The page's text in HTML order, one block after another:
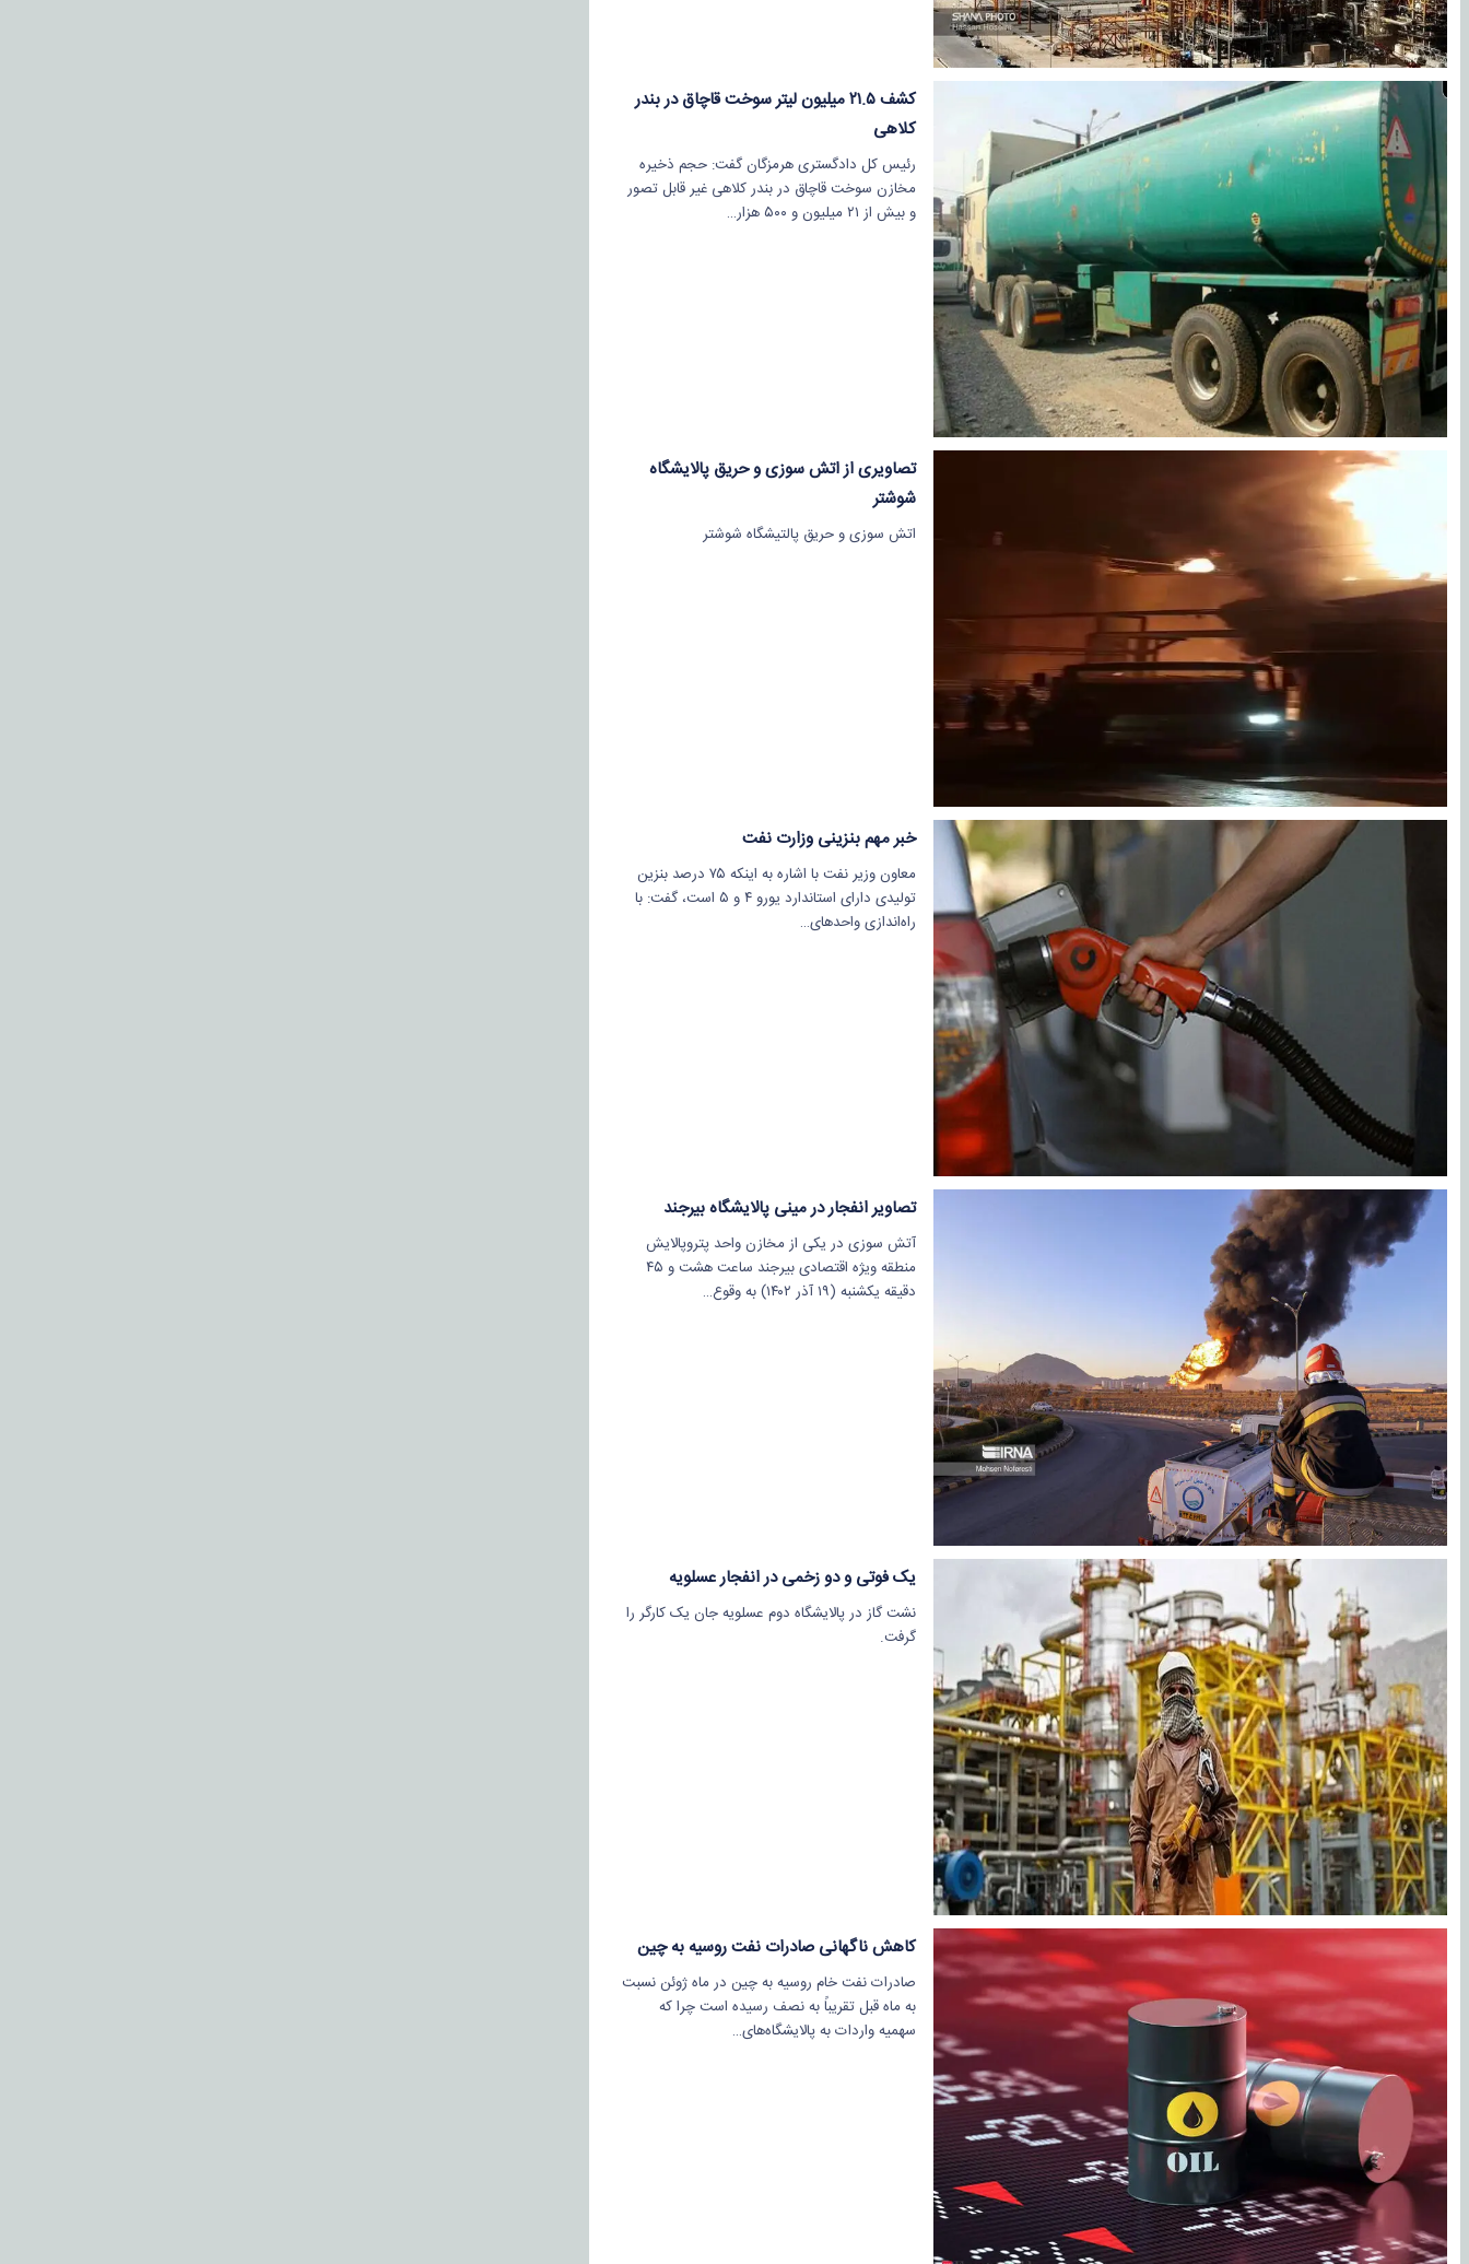
کشف ۲۱.۵ میلیون لیتر سوخت قاچاق در بندر
کلاهی
رئیس کل دادگستری هرمزگان گفت: حجم ذخیره
مخازن سوخت قاچاق در بندر کلاهی غیر قابل تصور
و بیش از ۲۱ میلیون و ۵۰۰ هزار…
تصاویری از اتش سوزی و حریق پالایشگاه
شوشتر
اتش سوزی و حریق پالتیشگاه شوشتر
خبر مهم بنزینی وزارت نفت
معاون وزیر نفت با اشاره به اینکه ۷۵ درصد بنزین
تولیدی دارای استاندارد یورو ۴ و ۵ است، گفت: با
راه‌اندازی واحدهای…
تصاویر انفجار در مینی پالایشگاه بیرجند
آتش سوزی در یکی از مخازن واحد پتروپالایش
منطقه ویژه اقتصادی بیرجند ساعت هشت و ۴۵
دقیقه یکشنبه (۱۹ آذر ۱۴۰۲) به وقوع…
یک فوتی و دو زخمی در انفجار عسلویه​
نشت گاز در پالایشگاه دوم عسلویه جان یک کارگر را
گرفت.
کاهش ناگهانی صادرات نفت روسیه به چین
صادرات نفت خام روسیه به چین در ماه ژوئن نسبت
به ماه قبل تقریباً به نصف رسیده است چرا که
سهمیه واردات به پالایشگاه‌های…